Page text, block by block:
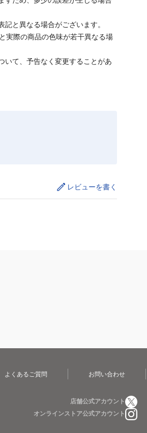
と異なる場合がございます。
実際の商品の色味が若干異なる場
て、予告なく変更することがあ
レビューを書く
よくあるご質問 お問い合わせ
店舗公式アカウント
オンラインストア公式アカウント